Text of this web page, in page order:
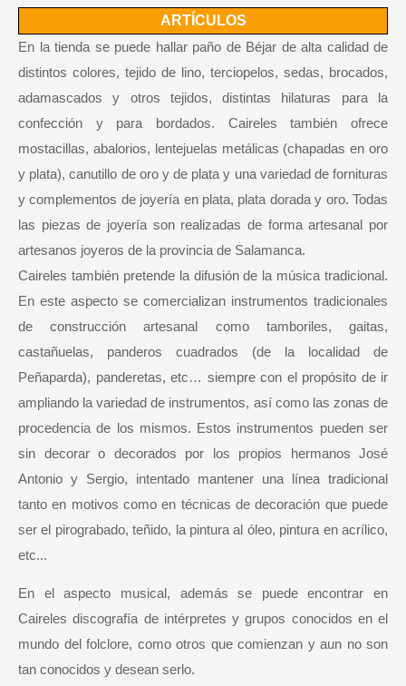
ARTÍCULOS
En la tienda se puede hallar paño de Béjar de alta calidad de
distintos colores, tejido de lino, terciopelos, sedas, brocados,
adamascados y otros tejidos, distintas hilaturas para la
confección y para bordados. Caireles también ofrece
mostacillas, abalorios, lentejuelas metálicas (chapadas en oro
y plata), canutillo de oro y de plata y una variedad de fornituras
y complementos de joyería en plata, plata dorada y oro. Todas
las piezas de joyería son realizadas de forma artesanal por
artesanos joyeros de la provincia de Salamanca.
Caireles también pretende la difusión de la música tradicional.
En este aspecto se comercializan instrumentos tradicionales
de construcción artesanal como tamboriles, gaitas,
castañuelas, panderos cuadrados (de la localidad de
Peñaparda), panderetas, etc… siempre con el propósito de ir
ampliando la variedad de instrumentos, así como las zonas de
procedencia de los mismos. Estos instrumentos pueden ser
sin decorar o decorados por los propios hermanos José
Antonio y Sergio, intentado mantener una línea tradicional
tanto en motivos como en técnicas de decoración que puede
ser el pirograbado, teñido, la pintura al óleo, pintura en acrílico,
etc...
En el aspecto musical, además se puede encontrar en
Caireles discografía de intérpretes y grupos conocidos en el
mundo del folclore, como otros que comienzan y aun no son
tan conocidos y desean serlo.